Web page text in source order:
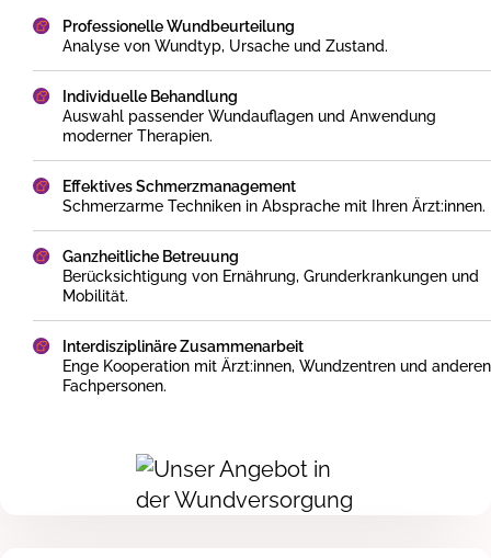
Professionelle Wundbeurteilung
Analyse von Wundtyp, Ursache und Zustand.
Individuelle Behandlung
Auswahl passender Wundauflagen und Anwendung
moderner Therapien.
Effektives Schmerzmanagement
Schmerzarme Techniken in Absprache mit Ihren Ärzt:innen.
Ganzheitliche Betreuung
Berücksichtigung von Ernährung, Grunderkrankungen und
Mobilität.
Interdisziplinäre Zusammenarbeit
Enge Kooperation mit Ärzt:innen, Wundzentren und anderen
Fachpersonen.